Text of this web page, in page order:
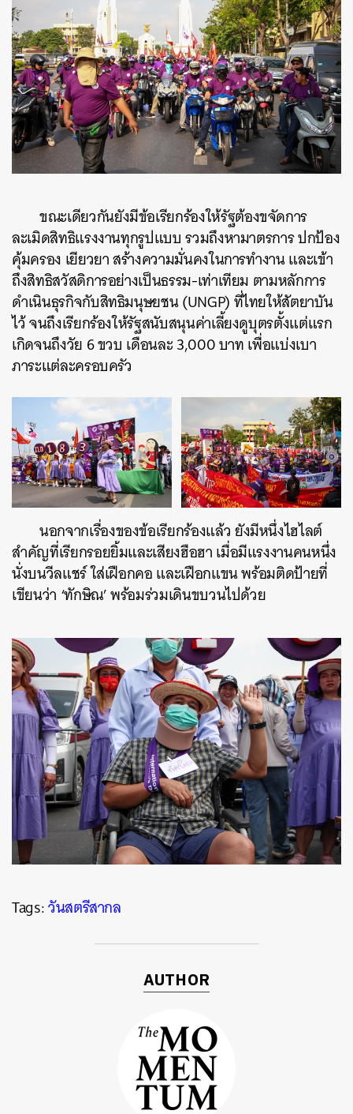
ขณะเดียวกันยังมีข้อเรียกร้องให้รัฐต้องขจัดการ
ละเมิดสิทธิแรงงานทุกรูปแบบ รวมถึงหามาตรการ ปกป้อง
คุ้มครอง เยียวยา สร้างความมั่นคงในการทำงาน และเข้า
ถึงสิทธิสวัสดิการอย่างเป็นธรรม-เท่าเทียม ตามหลักการ
ดำเนินธุรกิจกับสิทธิมนุษยชน (UNGP) ที่ไทยให้สัตยาบัน
ไว้ จนถึงเรียกร้องให้รัฐสนับสนุนค่าเลี้ยงดูบุตรตั้งแต่แรก
เกิดจนถึงวัย 6 ขวบ เดือนละ 3,000 บาท เพื่อแบ่งเบา
ภาระแต่ละครอบครัว
นอกจากเรื่องของข้อเรียกร้องแล้ว ยังมีหนึ่งไฮไลต์
สำคัญที่เรียกรอยยิ้มและเสียงฮือฮา เมื่อมีแรงงานคนหนึ่ง
นั่งบนวีลแชร์ ใส่เฝือกคอ และเฝือกแขน พร้อมติดป้ายที่
เขียนว่า ‘ทักษิณ’ พร้อมร่วมเดินขบวนไปด้วย
Tags:วันสตรีสากล
AUTHOR
ค้นหา
SHARE TWEET LINE EMAIL